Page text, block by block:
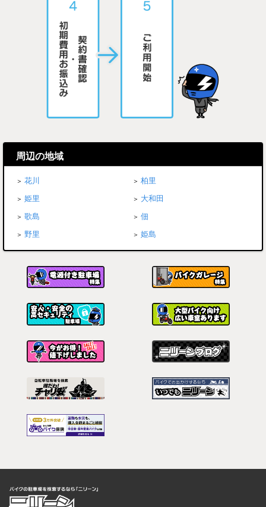
周辺の地域
花川
柏里
姫里
大和田
歌島
佃
野里
姫島